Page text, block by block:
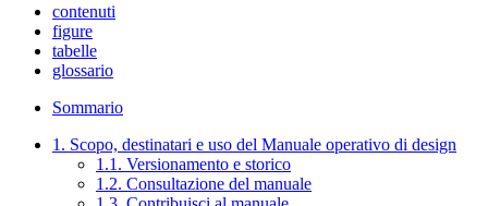
contenuti
figure
tabelle
glossario
Sommario
1. Scopo, destinatari e uso del Manuale operativo di design
1.1. Versionamento e storico
1.2. Consultazione del manuale